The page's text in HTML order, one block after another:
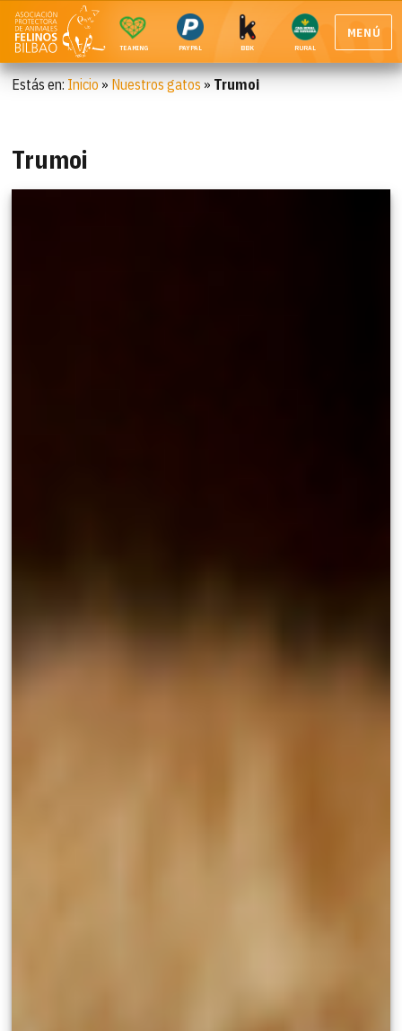
TEAMING PAYPAL BBK RURAL
MENÚ
Estás en: Inicio » Nuestros gatos » Trumoi
Trumoi